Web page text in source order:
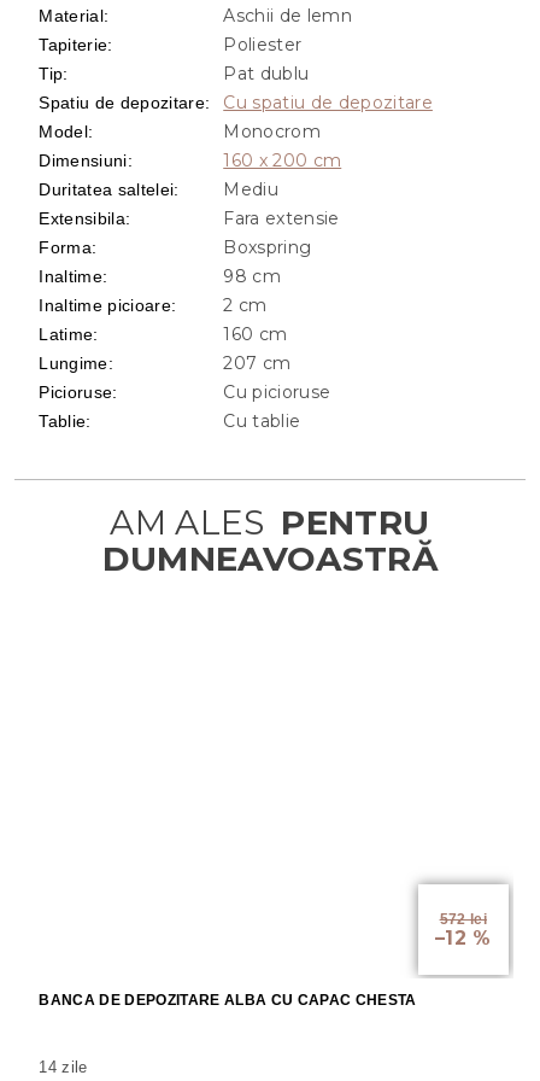
572 lei
–12 %
BANCA DE DEPOZITARE ALBA CU CAPAC CHESTA
14 zile
Material: Aschii de lemn
Tapiterie: Poliester
Tip: Pat dublu
Spatiu de depozitare: Cu spatiu de depozitare
Model: Monocrom
Dimensiuni: 160 x 200 cm
Duritatea saltelei: Mediu
Extensibila: Fara extensie
Forma: Boxspring
Inaltime: 98 cm
Inaltime picioare: 2 cm
Latime: 160 cm
Lungime: 207 cm
Picioruse: Cu picioruse
Tablie: Cu tablie